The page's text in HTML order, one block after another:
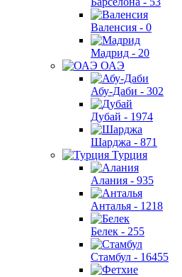
Валенсия - 0
Мадрид - 20
ОАЭ
Абу-Даби - 302
Дубай - 1974
Шарджа - 871
Турция
Алания - 935
Анталья - 1218
Белек - 255
Стамбул - 16455